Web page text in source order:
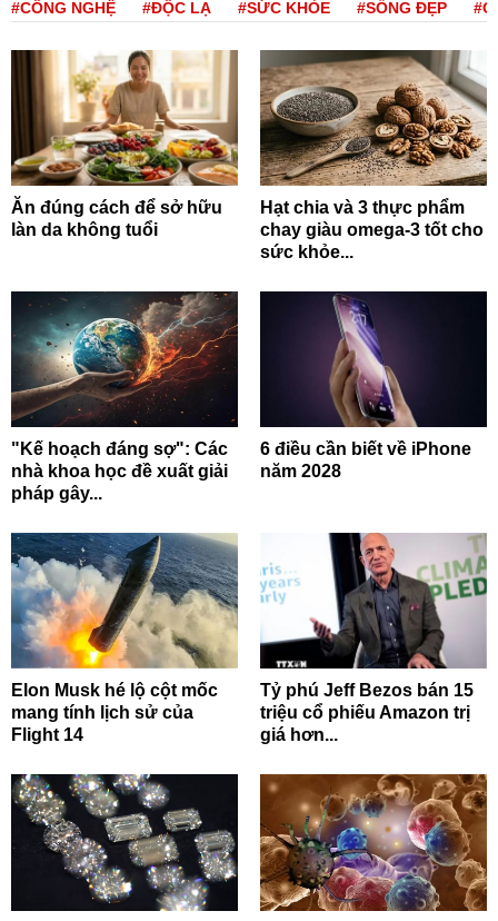
#CÔNG NGHỆ #ĐỘC LẠ #SỨC KHỎE #SỐNG ĐẸP
Ăn đúng cách để sở hữu
làn da không tuổi
Hạt chia và 3 thực phẩm
chay giàu omega-3 tốt cho
sức khỏe...
"Kế hoạch đáng sợ": Các
nhà khoa học đề xuất giải
pháp gây...
6 điều cần biết về iPhone
năm 2028
Elon Musk hé lộ cột mốc
mang tính lịch sử của
Flight 14
Tỷ phú Jeff Bezos bán 15
triệu cổ phiếu Amazon trị
giá hơn...